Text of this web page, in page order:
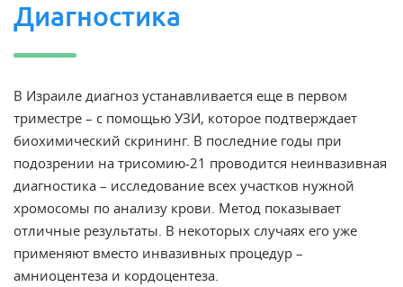
Диагностика
В Израиле диагноз устанавливается еще в первом
триместре – с помощью УЗИ, которое подтверждает
биохимический скрининг. В последние годы при
подозрении на трисомию-21 проводится неинвазивная
диагностика – исследование всех участков нужной
хромосомы по анализу крови. Метод показывает
отличные результаты. В некоторых случаях его уже
применяют вместо инвазивных процедур –
амниоцентеза и кордоцентеза.